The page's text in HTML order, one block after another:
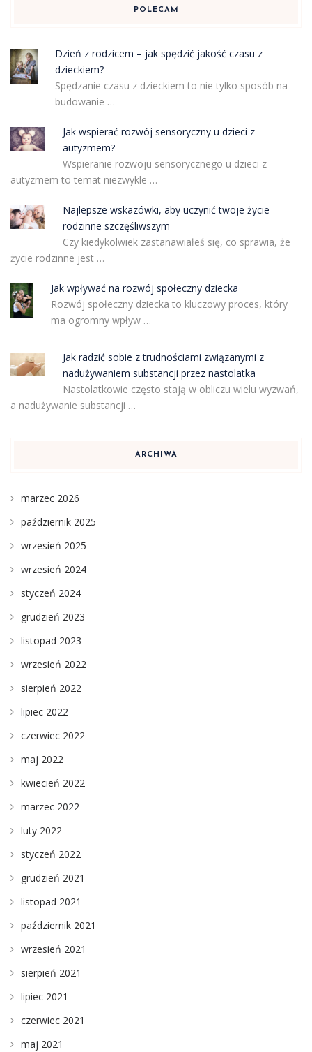
POLECAM
Dzień z rodzicem – jak spędzić jakość czasu z
dzieckiem?
Spędzanie czasu z dzieckiem to nie tylko sposób na
budowanie …
Jak wspierać rozwój sensoryczny u dzieci z
autyzmem?
Wspieranie rozwoju sensorycznego u dzieci z
autyzmem to temat niezwykle …
Najlepsze wskazówki, aby uczynić twoje życie
rodzinne szczęśliwszym
Czy kiedykolwiek zastanawiałeś się, co sprawia, że
życie rodzinne jest …
Jak wpływać na rozwój społeczny dziecka
Rozwój społeczny dziecka to kluczowy proces, który
ma ogromny wpływ …
Jak radzić sobie z trudnościami związanymi z
nadużywaniem substancji przez nastolatka
Nastolatkowie często stają w obliczu wielu wyzwań,
a nadużywanie substancji …
ARCHIWA
marzec 2026
październik 2025
wrzesień 2025
wrzesień 2024
styczeń 2024
grudzień 2023
listopad 2023
wrzesień 2022
sierpień 2022
lipiec 2022
czerwiec 2022
maj 2022
kwiecień 2022
marzec 2022
luty 2022
styczeń 2022
grudzień 2021
listopad 2021
październik 2021
wrzesień 2021
sierpień 2021
lipiec 2021
czerwiec 2021
maj 2021